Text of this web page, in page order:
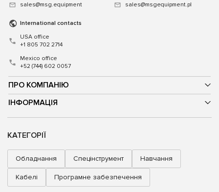
ПРО КОМПАНІЮ
ІНФОРМАЦІЯ
sales@msg.equipment
sales@msgequipment.pl
International contacts
USA office
+1 805 702 2714
Mexico office
+52 (744) 602 0057
КАТЕГОРІЇ
Обладнання Спецінструмент Навчання
Кабелі Програмне забезпечення